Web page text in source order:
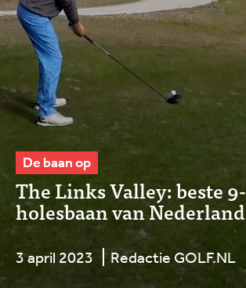
De baan op
The Links Valley: beste 9-
holesbaan van Nederland
3 april 2023 Redactie GOLF.NL